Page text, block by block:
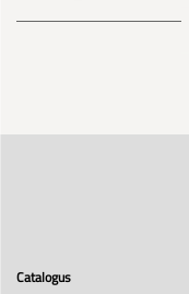
Catalogus